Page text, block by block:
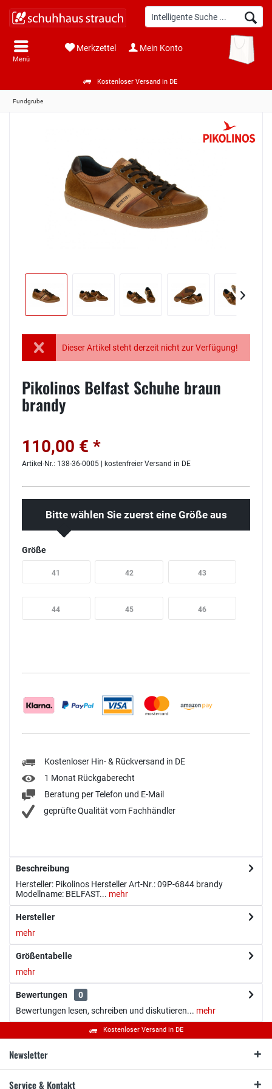
Kostenloser Versand in DE
Menü
Merkzettel Mein Konto
Fundgrube
Dieser Artikel steht derzeit nicht zur Verfügung!
Pikolinos Belfast Schuhe braun
brandy
110,00 € *
Artikel-Nr.: 138-36-0005 | kostenfreier Versand in DE
Bitte wählen Sie zuerst eine Größe aus
Größe
41 42 43
44 45 46
Kostenloser Hin- & Rückversand in DE
1 Monat Rückgaberecht
Beratung per Telefon und E-Mail
geprüfte Qualität vom Fachhändler
Beschreibung
Hersteller: Pikolinos Hersteller Art-Nr.: 09P-6844 brandy
Modellname: BELFAST... mehr
Hersteller
mehr
Größentabelle
mehr
Bewertungen
0
Bewertungen lesen, schreiben und diskutieren... mehr
Kostenloser Versand in DE
Newsletter
Service & Kontakt